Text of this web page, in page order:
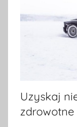
Uzyskaj